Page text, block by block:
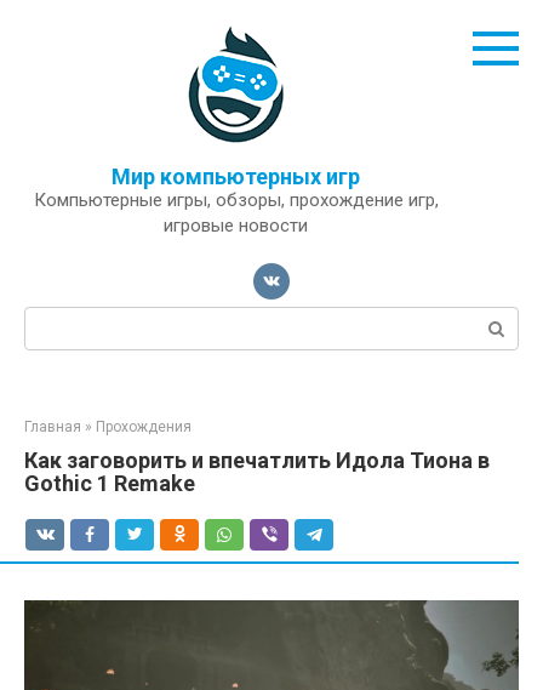
Мир компьютерных игр
Компьютерные игры, обзоры, прохождение игр,
игровые новости
Поиск:
Главная » Прохождения
Как заговорить и впечатлить Идола Тиона в
Gothic 1 Remake